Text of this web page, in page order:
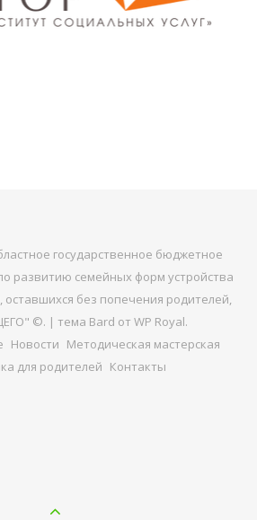
государственное бюджетное
развитию семейных форм устройства
оставшихся без попечения родителей,
©. | тема Bard от WP Royal.
Новости Методическая мастерская
для родителей Контакты